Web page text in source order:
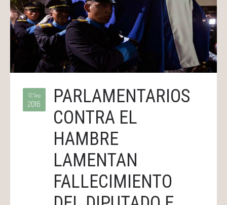
12 Sep
2016
PARLAMENTARIOS
CONTRA EL
HAMBRE
LAMENTAN
FALLECIMIENTO